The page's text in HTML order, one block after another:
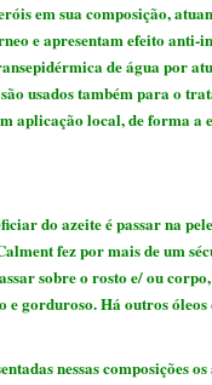
em sua composição,
e apresentam efeito anti-
de água por
usados também para o
aplicação local, de forma a
do azeite é passar na
fez por mais de um
sobre o rosto e/ ou
e gorduroso. Há outros óleos
nessas composições